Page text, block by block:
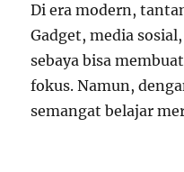
Di era modern,
Gadget, media
sebaya bisa
fokus. Namun,
semangat belajar